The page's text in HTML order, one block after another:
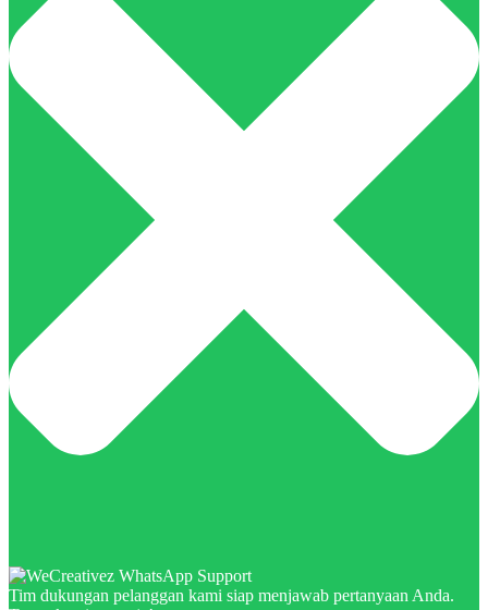
Tim dukungan pelanggan kami siap menjawab pertanyaan Anda.